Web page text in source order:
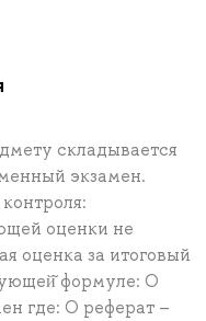
складывается
экзамен.
оценки не
оценка за итоговый
формуле: О
где: О реферат –